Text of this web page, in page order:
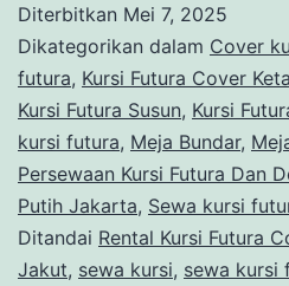
Cover
Ketat
Gold
Pluit
Jakut
Diterbitkan Mei 7, 2025
Dikategorikan dalam Cover
futura, Kursi Futura Cover
Kursi Futura Susun, Kursi
kursi futura, Meja Bundar,
Persewaan Kursi Futura Dan
Putih Jakarta, Sewa kursi
Ditandai Rental Kursi Futura
Jakut, sewa kursi, sewa kursi